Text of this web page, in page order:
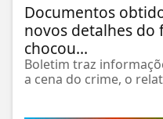
Documentos
novos detalhes do
chocou...
Boletim traz
a cena do crime, o